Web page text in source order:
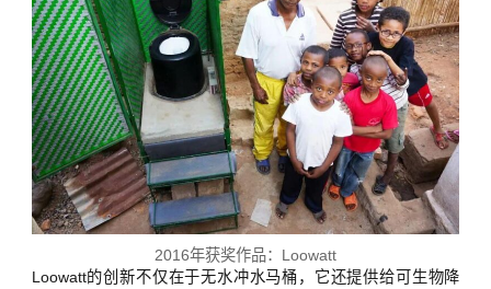
2016年获奖作品：Loowatt
Loowatt的创新不仅在于无水冲水马桶，它还提供给可生物降